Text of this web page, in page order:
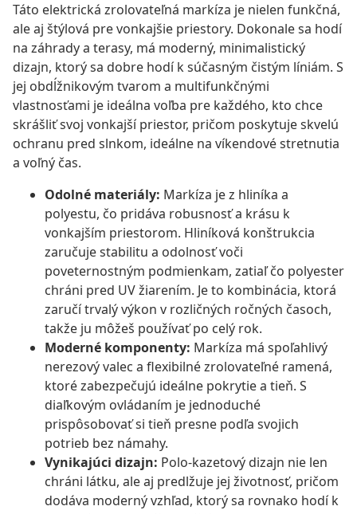
Táto elektrická zrolovateľná markíza je nielen funkčná,
ale aj štýlová pre vonkajšie priestory. Dokonale sa hodí
na záhrady a terasy, má moderný, minimalistický
dizajn, ktorý sa dobre hodí k súčasným čistým líniám. S
jej obdĺžnikovým tvarom a multifunkčnými
vlastnosťami je ideálna voľba pre každého, kto chce
skrášliť svoj vonkajší priestor, pričom poskytuje skvelú
ochranu pred slnkom, ideálne na víkendové stretnutia
a voľný čas.
Odolné materiály: Markíza je z hliníka a
polyestu, čo pridáva robusnosť a krásu k
vonkajším priestorom. Hliníková konštrukcia
zaručuje stabilitu a odolnosť voči
poveternostným podmienkam, zatiaľ čo polyester
chráni pred UV žiarením. Je to kombinácia, ktorá
zaručí trvalý výkon v rozličných ročných časoch,
takže ju môžeš používať po celý rok.
Moderné komponenty: Markíza má spoľahlivý
nerezový valec a flexibilné zrolovateľné ramená,
ktoré zabezpečujú ideálne pokrytie a tieň. S
diaľkovým ovládaním je jednoduché
prispôsobovať si tieň presne podľa svojich
potrieb bez námahy.
Vynikajúci dizajn: Polo-kazetový dizajn nie len
chráni látku, ale aj predlžuje jej životnosť, pričom
dodáva moderný vzhľad, ktorý sa rovnako hodí k